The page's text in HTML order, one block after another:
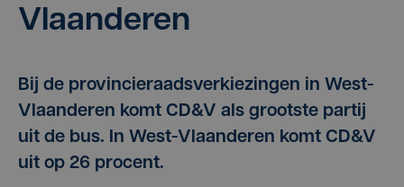
Vlaanderen
Bij de provincieraadsverkiezingen in West-
Vlaanderen komt CD&V als grootste partij
uit de bus. In West-Vlaanderen komt CD&V
uit op 26 procent.